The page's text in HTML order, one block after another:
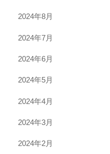
2024年8月
2024年7月
2024年6月
2024年5月
2024年4月
2024年3月
2024年2月